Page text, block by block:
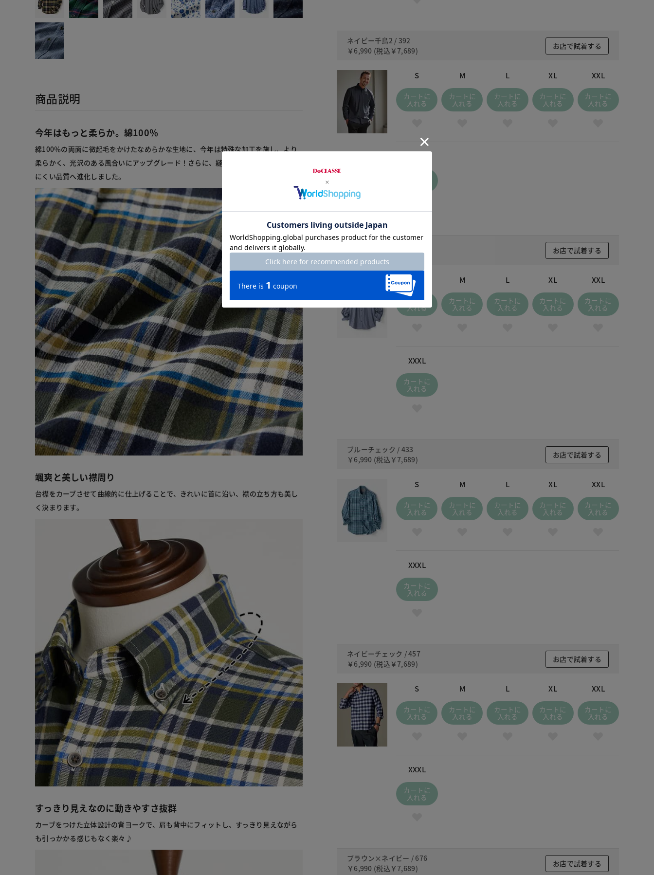
商品説明
今年はもっと柔らか。綿100％
綿100％の両面に微起毛をかけたなめらかな生地に、今年は特殊な加工を施し、より
柔らかく、光沢のある風合いにアップグレード！さらに、縫製後に洗いをかけて縮み
にくい品質へ進化しました。
颯爽と美しい襟周り
台襟をカーブさせて曲線的に仕上げることで、きれいに首に沿い、襟の立ち方も美し
く決まります。
すっきり見えなのに動きやすさ抜群
カーブをつけた立体設計の背ヨークで、肩も背中にフィットし、すっきり見えながら
も引っかかる感じもなく楽々♪
ネイビー千鳥2 / 392
￥6,990 (税込 ￥7,689)
お店で試着する
S
カートに
入れる
M
カートに
入れる
L
カートに
入れる
XL
カートに
入れる
XXL
カートに
入れる
￥6,990(税込￥7,689)
お店で試着する
S
カートに
入れる
M
カートに
入れる
L
カートに
入れる
XL
カートに
入れる
XXL
カートに
入れる
XXXL
カートに
入れる
ブルーチェック / 433
￥6,990 (税込 ￥7,689)
お店で試着する
S
カートに
入れる
M
カートに
入れる
L
カートに
入れる
XL
カートに
入れる
XXL
カートに
入れる
XXXL
カートに
入れる
ネイビーチェック / 457
￥6,990 (税込 ￥7,689)
お店で試着する
S
カートに
入れる
M
カートに
入れる
L
カートに
入れる
XL
カートに
入れる
XXL
カートに
入れる
XXXL
カートに
入れる
ブラウン×ネイビー / 676
￥6,990 (税込 ￥7,689)
お店で試着する